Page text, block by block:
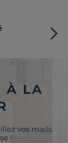
À LA
vos mails
!